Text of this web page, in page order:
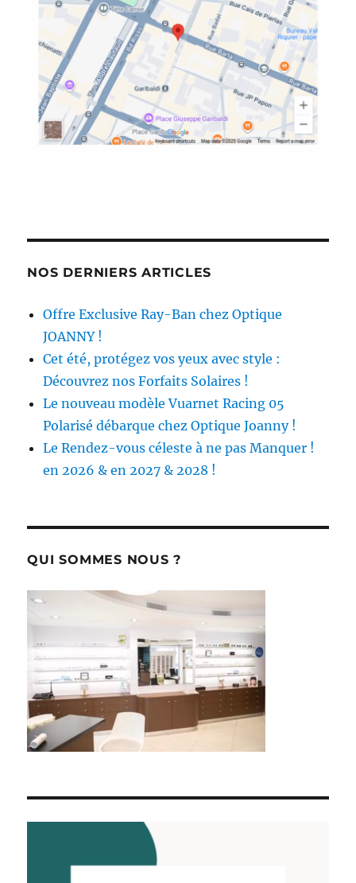
NOS DERNIERS ARTICLES
Offre Exclusive Ray-Ban chez Optique
JOANNY !
Cet été, protégez vos yeux avec style :
Découvrez nos Forfaits Solaires !
Le nouveau modèle Vuarnet Racing 05
Polarisé débarque chez Optique Joanny !
Le Rendez-vous céleste à ne pas Manquer !
en 2026 & en 2027 & 2028 !
QUI SOMMES NOUS ?